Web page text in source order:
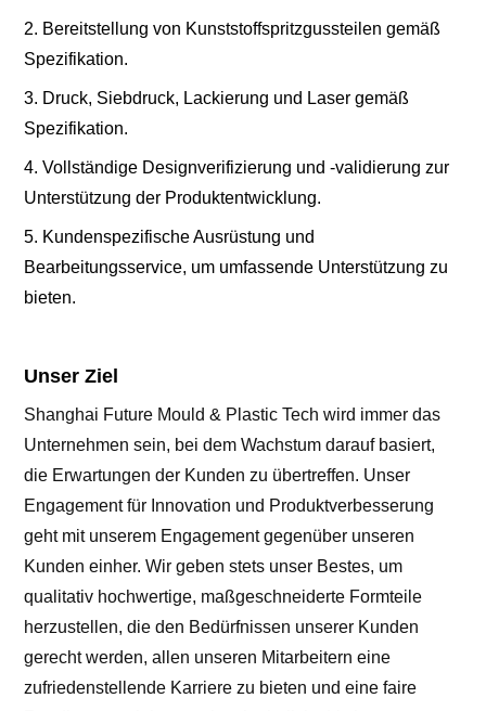
2. Bereitstellung von Kunststoffspritzgussteilen gemäß
Spezifikation.
3. Druck, Siebdruck, Lackierung und Laser gemäß
Spezifikation.
4. Vollständige Designverifizierung und -validierung zur
Unterstützung der Produktentwicklung.
5. Kundenspezifische Ausrüstung und
Bearbeitungsservice, um umfassende Unterstützung zu
bieten.
Unser Ziel
Shanghai Future Mould & Plastic Tech wird immer das
Unternehmen sein, bei dem Wachstum darauf basiert,
die Erwartungen der Kunden zu übertreffen. Unser
Engagement für Innovation und Produktverbesserung
geht mit unserem Engagement gegenüber unseren
Kunden einher. Wir geben stets unser Bestes, um
qualitativ hochwertige, maßgeschneiderte Formteile
herzustellen, die den Bedürfnissen unserer Kunden
gerecht werden, allen unseren Mitarbeitern eine
zufriedenstellende Karriere zu bieten und eine faire